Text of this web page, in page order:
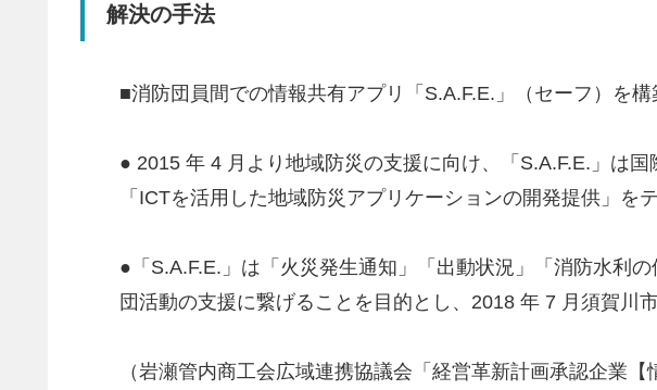
解決の手法
■消防団員間での情報共有アプリ「S.A.F.E.」（セーフ）を構
● 2015 年 4 月より地域防災の支援に向け、「S.A.F.E.」は
「ICTを活用した地域防災アプリケーションの開発提供」を
●「S.A.F.E.」は「火災発生通知」「出動状況」「消防水利
団活動の支援に繋げることを目的とし、2018 年 7 月須賀川
（岩瀬管内商工会広域連携協議会「経営革新計画承認企業